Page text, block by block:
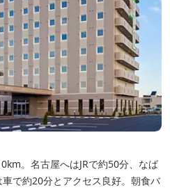
。名古屋へはJRで約50分、なば
で約20分とアクセス良好。朝食バ